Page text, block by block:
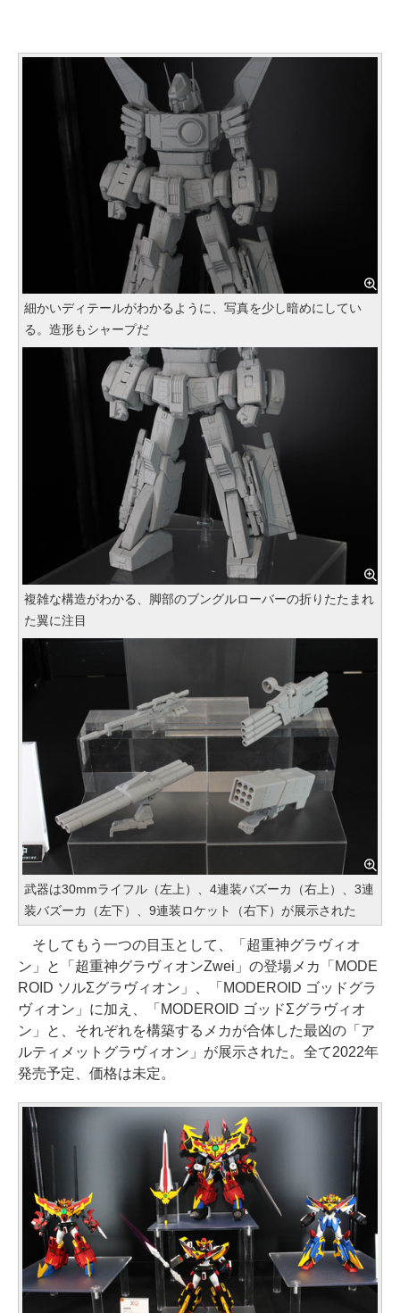
細かいディテールがわかるように、写真を少し暗めにしてい
る。造形もシャープだ
複雑な構造がわかる、脚部のブングルローバーの折りたたまれ
た翼に注目
武器は30mmライフル（左上）、4連装バズーカ（右上）、3連
装バズーカ（左下）、9連装ロケット（右下）が展示された
そしてもう一つの目玉として、「超重神グラヴィオ
ン」と「超重神グラヴィオンZwei」の登場メカ「MODE
ROID ソルΣグラヴィオン」、「MODEROID ゴッドグラ
ヴィオン」に加え、「MODEROID ゴッドΣグラヴィオ
ン」と、それぞれを構築するメカが合体した最凶の「ア
ルティメットグラヴィオン」が展示された。全て2022年
発売予定、価格は未定。